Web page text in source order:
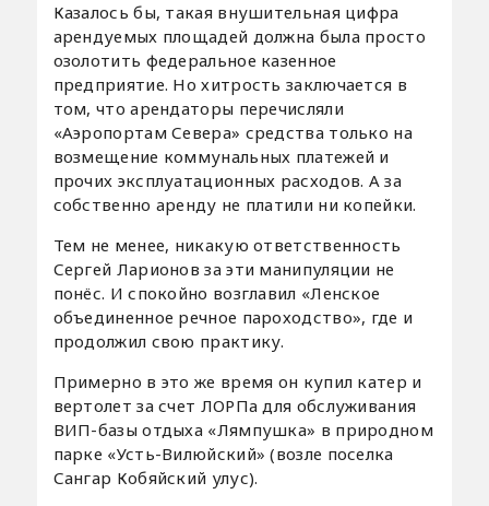
Казалось бы, такая внушительная цифра
арендуемых площадей должна была просто
озолотить федеральное казенное
предприятие. Но хитрость заключается в
том, что арендаторы перечисляли
«Аэропортам Севера» средства только на
возмещение коммунальных платежей и
прочих эксплуатационных расходов. А за
собственно аренду не платили ни копейки.
Тем не менее, никакую ответственность
Сергей Ларионов за эти манипуляции не
понёс. И спокойно возглавил «Ленское
объединенное речное пароходство», где и
продолжил свою практику.
Примерно в это же время он купил катер и
вертолет за счет ЛОРПа для обслуживания
ВИП-базы отдыха «Лямпушка» в природном
парке «Усть-Вилюйский» (возле поселка
Сангар Кобяйский улус).